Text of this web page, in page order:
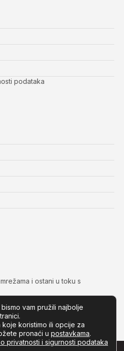
podataka
i ostani u toku s
vam pružili najbolje
koristimo ili opcije za
pronaći u postavkama.
privatnosti i sigurnosti podataka